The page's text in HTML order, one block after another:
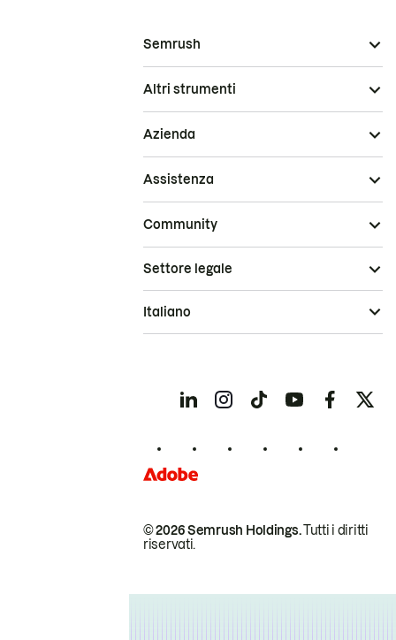
Semrush
Altri strumenti
Azienda
Assistenza
Community
© 2026 Semrush Holdings.Tutti i diritti
riservati.
Settore legale
Italiano